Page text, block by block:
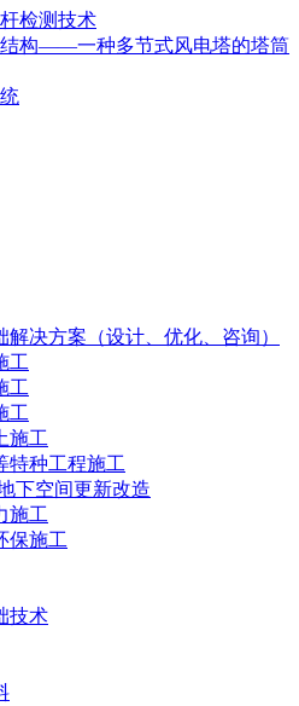
检测技术
结构——一种多节式风电塔的塔筒
解决方案（设计、优化、咨询）
工
工
工
施工
特种工程施工
下空间更新改造
施工
保施工
技术